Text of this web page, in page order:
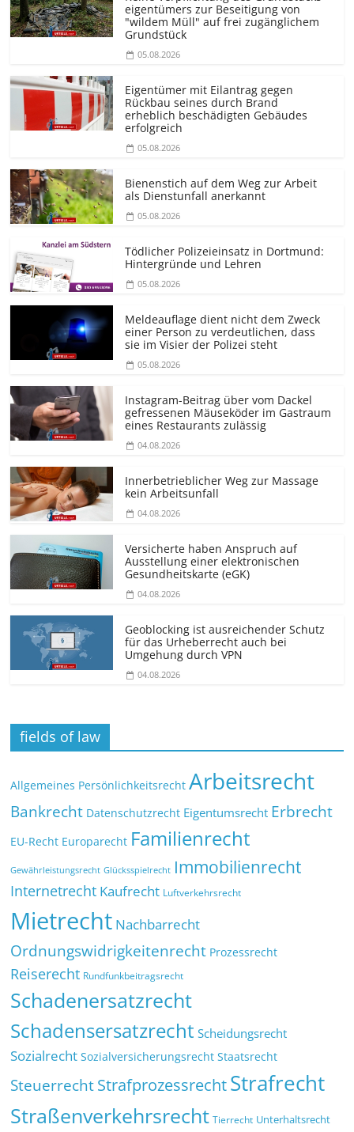
eigentümers zur Beseitigung von
"wildem Müll" auf frei zugänglichem
Grundstück
05.08.2026
Eigentümer mit Eilantrag gegen
Rückbau seines durch Brand
erheblich beschädigten Gebäudes
erfolgreich
05.08.2026
Bienenstich auf dem Weg zur Arbeit
als Dienstunfall anerkannt
05.08.2026
Tödlicher Polizeieinsatz in Dortmund:
Hintergründe und Lehren
05.08.2026
Meldeauflage dient nicht dem Zweck
einer Person zu verdeutlichen, dass
sie im Visier der Polizei steht
05.08.2026
Instagram-Beitrag über vom Dackel
gefressenen Mäuseköder im Gastraum
eines Restaurants zulässig
04.08.2026
Innerbetrieblicher Weg zur Massage
kein Arbeitsunfall
04.08.2026
Versicherte haben Anspruch auf
Ausstellung einer elektronischen
Gesundheitskarte (eGK)
04.08.2026
Geoblocking ist ausreichender Schutz
für das Urheberrecht auch bei
Umgehung durch VPN
04.08.2026
fields of law
Allgemeines Persönlichkeitsrecht Arbeitsrecht
Bankrecht Datenschutzrecht Eigentumsrecht Erbrecht
EU-Recht Europarecht Familienrecht
Gewährleistungsrecht Glücksspielrecht Immobilienrecht
Internetrecht Kaufrecht Luftverkehrsrecht
Mietrecht Nachbarrecht
Ordnungswidrigkeitenrecht Prozessrecht
Reiserecht Rundfunkbeitragsrecht
Schadenersatzrecht
Schadensersatzrecht Scheidungsrecht
Sozialrecht Sozialversicherungsrecht Staatsrecht
SteuerrechtStrafprozessrechtStrafrecht
Straßenverkehrsrecht Tierrecht Unterhaltsrecht